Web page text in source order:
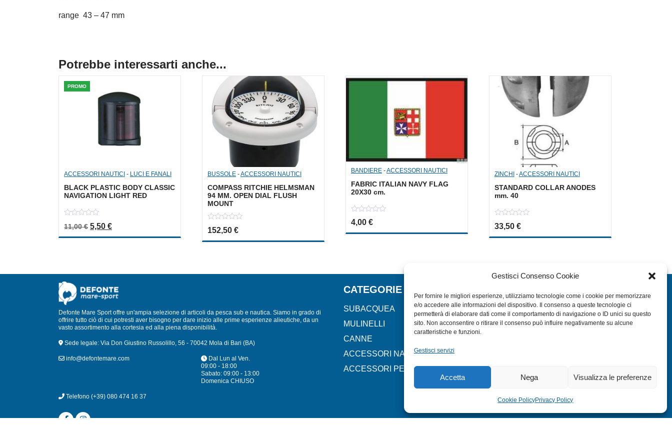
Gestisci Consenso Cookie
Per fornire le migliori esperienze, utilizziamo tecnologie come i cookie per memorizzare
e/o accedere alle informazioni del dispositivo. Il consenso a queste tecnologie ci
permetterà di elaborare dati come il comportamento di navigazione o ID unici su questo
sito. Non acconsentire o ritirare il consenso può influire negativamente su alcune
caratteristiche e funzioni.
Gestisci servizi
Accetta Nega Visualizza le preferenze
Cookie PolicyPrivacy Policy
range 43 – 47 mm
Potrebbe interessarti anche...
PROMO
ACCESSORI NAUTICI - LUCI E FANALI
BLACK PLASTIC BODY CLASSIC
NAVIGATION LIGHT RED
out
11,00€ Il prezzo originale era: 11,00 €.
5,50 €Il prezzo attuale è: 5,50 €.
BUSSOLE-ACCESSORI NAUTICI
COMPASS RITCHIE HELMSMAN
94 MM. OPEN DIAL FLUSH
MOUNT
0
out
152,50 €
BANDIERE-ACCESSORI NAUTICI
FABRIC ITALIAN NAVY FLAG
20X30 cm.
0
out
of
4,00 €
ZINCHI -ACCESSORI NAUTICI
STANDARD COLLAR ANODES
mm. 40
0
out
33,50 €
Defonte Mare Sport offre un'ampia selezione di articoli da pesca sub e nautica. Siamo in grado di
offrire tutto ciò di cui potresti aver bisogno per dare inizio alle prime esperienze alieutiche, da un
vasto assortimento alla cortesia ed alla piena disponibilità.
Sede legale: Via Don Giustino Russolillo, 56 - 70042 Mola di Bari (BA)
info@defontemare.com
Dal Lun al Ven.
09:00 - 18:00
Sabato: 09:00 - 13:00
Domenica CHIUSO
Telefono (+39) 080 474 16 37
CATEGORIE
SUBACQUEA
MULINELLI
CANNE
ACCESSORI NAUTICI
ACCESSORI PESCA
HOME
SHOP
COOKIE POLICY (UE)
MODULO RESO